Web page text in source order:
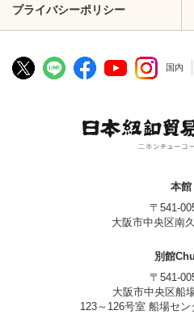
プライバシーポリシー
国内
本館
〒541-
大阪市中央区南
別館
〒541-
大阪市中央区船
123～126号室 船場セ